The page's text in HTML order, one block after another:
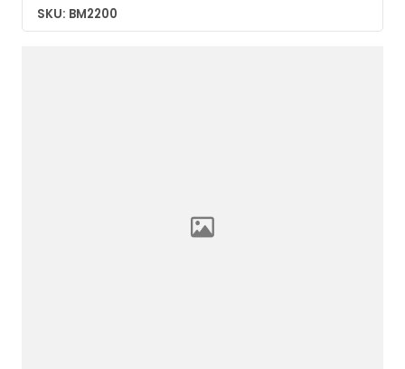
SKU: BM2200